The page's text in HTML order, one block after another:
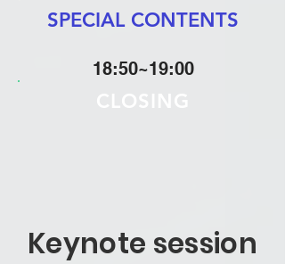
SPECIAL CONTENTS
18:50~19:00
Keynote session